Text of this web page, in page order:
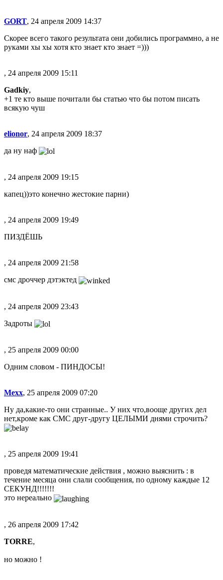
GORT, 24 апреля 2009 14:37
Скорее всего такого результата они добились программно, а не
руками хы хы хотя кто знает кто знает =)))
, 24 апреля 2009 15:11
Gadkiy,
+1 те кто выше почитали бы статью что бы потом писать
всякую чуш
elionor, 24 апреля 2009 18:37
да ну наф
, 24 апреля 2009 19:15
капец))это конечно жестокие парни)
, 24 апреля 2009 19:49
ПИЗДЁШЬ
, 24 апреля 2009 21:58
смс дроччер дэтэктед
, 24 апреля 2009 23:43
Задроты
, 25 апреля 2009 00:00
Одним словом - ПИНДОСЫ!
Mexx, 25 апреля 2009 07:20
Ну да,какие-то они странные.. У них что,вооще других дел
нет,кроме как СМС друг-другу ЦЕЛЫМИ днями строчить?
, 25 апреля 2009 19:41
проведя математические действия , можно выяснить : в
течение месяца они слали сообщения, по одному каждые 12
СЕКУНД!!!!!!!
это нереально
, 26 апреля 2009 17:42
TORRE,
но можно !